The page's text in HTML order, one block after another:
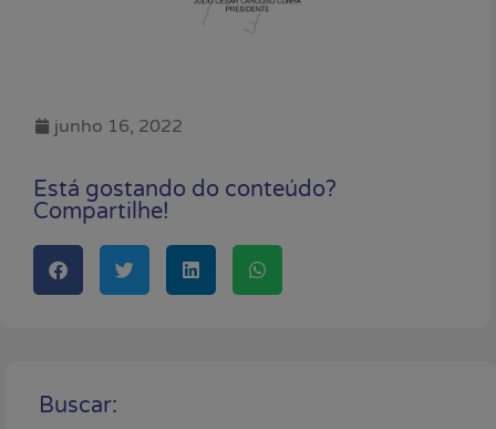
junho 16, 2022
Está gostando do conteúdo?
Compartilhe!
Buscar: